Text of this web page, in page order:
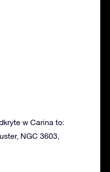
w Carina to:
NGC 3603,